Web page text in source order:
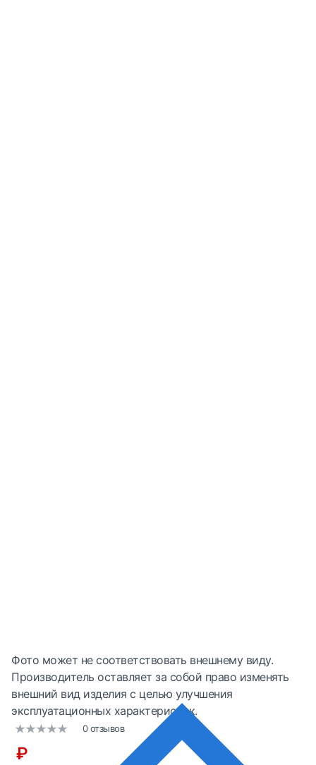
Фото может не соответствовать внешнему виду.
Производитель оставляет за собой право изменять
внешний вид изделия с целью улучшения
эксплуатационных характеристик.
0 отзывов
₽